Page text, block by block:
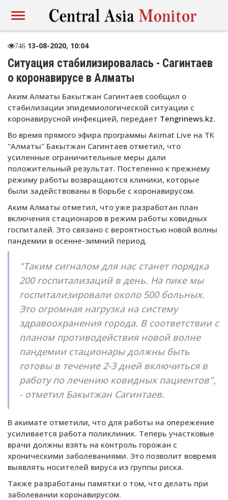
746 13-08-2020, 10:04
Ситуация стабилизировалась - Сагинтаев
о коронавирусе в Алматы
Аким Алматы Бакытжан Сагинтаев сообщил о
стабилизации эпидемиологической ситуации с
коронавирусной инфекцией, передает Tengrinews.kz.
Во время прямого эфира программы Aкimat Live на ТК
"Алматы" Бакытжан Сагинтаев отметил, что
усиленные ограничительные меры дали
положительный результат. Постепенно к прежнему
режиму работы возвращаются клиники, которые
были задействованы в борьбе с коронавирусом.
Аким Алматы отметил, что уже разработан план
включения стационаров в режим работы ковидных
госпиталей. Это связано с вероятностью новой волны
пандемии в осенне-зимний период.
"Таким сигналом для нас станет порядка
200 госпитализаций в день. На пике мы
госпитализировали около 500 больных.
Это огромная нагрузка на систему
здравоохранения города. В соответствии с
планом противодействия новой волне
пандемии стационары должны быть
готовы в течение 2-3 дней включиться в
работу по лечению ковидных пациентов",
- отметил Бакытжан Сагинтаев.
В акимате отметили, что для работы на опережение
усиливается работа поликлиник. Теперь участковые
врачи должны взять на контроль горожан с
хроническими заболеваниями. Это позволит вовремя
выявлять носителей вируса из группы риска.
Также разработаны памятки о том, что делать при
заболевании коронавирусом.